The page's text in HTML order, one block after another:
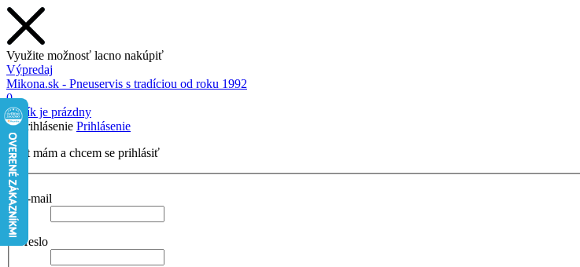
Využite možnosť lacno nakúpiť
Výpredaj
Mikona.sk - Pneuservis s tradíciou od roku 1992
0
Košík je prázdny
Prihlásenie
Účet mám a chcem se prihlásiť
E-mail
Heslo